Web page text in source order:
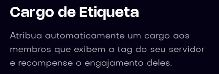
Cargo de Etiqueta
Atribua automaticamente um cargo aos
membros que exibem a tag do seu servidor
e recompense o engajamento deles.